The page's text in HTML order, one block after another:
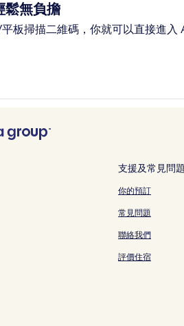
鬆無負擔
板掃描二維碼，你就可以直接進入
支援及常見問題
你的預訂
常見問題
聯絡我們
評價住宿